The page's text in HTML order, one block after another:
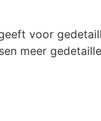
voor
meer